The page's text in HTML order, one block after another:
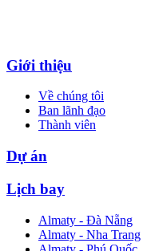
Giới thiệu
Về chúng tôi
Ban lãnh đạo
Thành viên
Dự án
Lịch bay
Almaty - Đà Nẵng
Almaty - Nha Trang